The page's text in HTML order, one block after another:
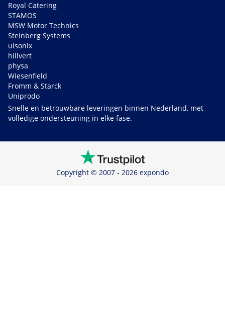
Royal Catering
STAMOS
MSW Motor Technics
Steinberg Systems
ulsonix
hillvert
physa
Wiesenfield
Fromm & Starck
Uniprodo
Snelle en betrouwbare leveringen binnen Nederland, met
volledige ondersteuning in elke fase.
Copyright © 2007 - 2026 expondo